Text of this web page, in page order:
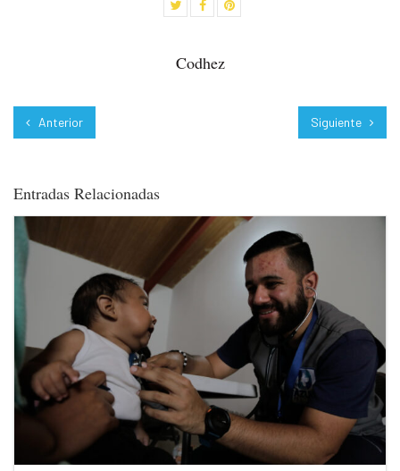
Codhez
Anterior Siguiente
Entradas Relacionadas